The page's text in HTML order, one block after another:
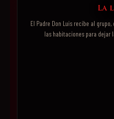
La
El Padre Don Luis recibe al
las habitaciones para dejar